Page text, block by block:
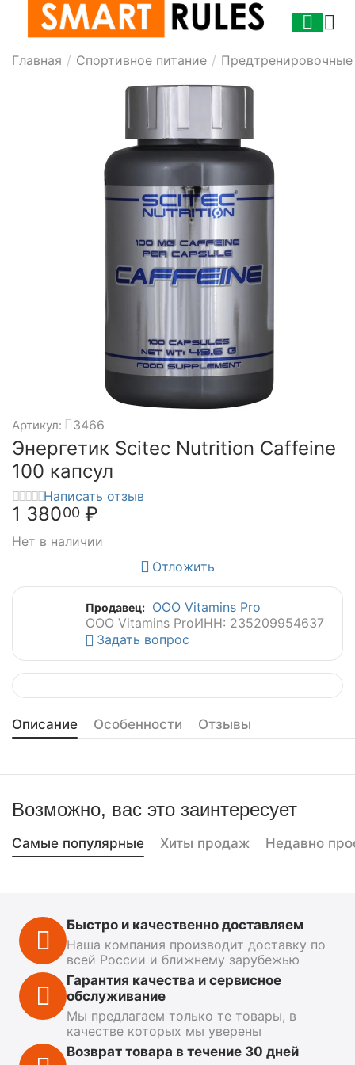
Главная / Спортивное питание /
Артикул: 3466
Энергетик Scitec Nutrition Caffeine
100 капсул
Написать отзыв
1 38000 ₽
Нет в наличии
Отложить
Продавец: ООО Vitamins Pro
ООО Vitamins ProИНН: 235209954637
Задать вопрос
Описание Особенности Отзывы
Возможно, вас это заинтересует
Самые популярные Хиты продаж Недавно
Быстро и качественно доставляем
Наша компания производит доставку по
всей России и ближнему зарубежью
Гарантия качества и сервисное
обслуживание
Мы предлагаем только те товары, в
качестве которых мы уверены
Возврат товара в течение 30 дней